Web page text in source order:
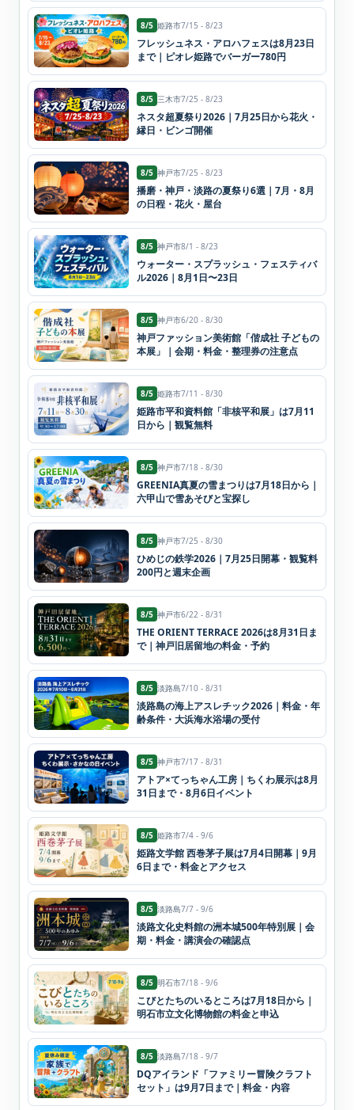
8/5 姫路市7/15 - 8/23
フレッシュネス・アロハフェスは8月23日
まで｜ピオレ姫路でバーガー780円
8/5 三木市7/25 - 8/23
ネスタ超夏祭り2026｜7月25日から花火・
縁日・ビンゴ開催
8/5 神戸市7/25 - 8/23
播磨・神戸・淡路の夏祭り6選｜7月・8月
の日程・花火・屋台
8/5 神戸市8/1 - 8/23
ウォーター・スプラッシュ・フェスティバ
ル2026｜8月1日〜23日
8/5 神戸市6/20 - 8/30
神戸ファッション美術館「偕成社 子どもの
本展」｜会期・料金・整理券の注意点
8/5 姫路市7/11 - 8/30
姫路市平和資料館「非核平和展」は7月11
日から｜観覧無料
8/5 神戸市7/18 - 8/30
GREENIA真夏の雪まつりは7月18日から｜
六甲山で雪あそびと宝探し
8/5 神戸市7/25 - 8/30
ひめじの鉄学2026｜7月25日開幕・観覧料
200円と週末企画
8/5 神戸市6/22 - 8/31
THE ORIENT TERRACE 2026は8月31日ま
で｜神戸旧居留地の料金・予約
8/5 淡路島7/10 - 8/31
淡路島の海上アスレチック2026｜料金・年
齢条件・大浜海水浴場の受付
8/5 神戸市7/17 - 8/31
アトア×てっちゃん工房｜ちくわ展示は8月
31日まで・8月6日イベント
8/5 姫路市7/4 - 9/6
姫路文学館 西巻茅子展は7月4日開幕｜9月
6日まで・料金とアクセス
8/5 淡路島7/7 - 9/6
淡路文化史料館の洲本城500年特別展｜会
期・料金・講演会の確認点
8/5 明石市7/18 - 9/6
こびとたちのいるところは7月18日から｜
明石市立文化博物館の料金と申込
8/5 淡路島7/18 - 9/7
DQアイランド「ファミリー冒険クラフト
セット」は9月7日まで｜料金・内容